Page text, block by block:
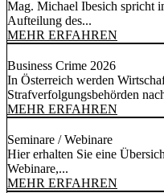
Mag. Michael Ibesich spricht
Aufteilung des...
MEHR ERFAHREN
Business Crime 2026
In Österreich werden
Strafverfolgungsbehörden
MEHR ERFAHREN
Seminare / Webinare
Hier erhalten Sie eine
Webinare,...
MEHR ERFAHREN